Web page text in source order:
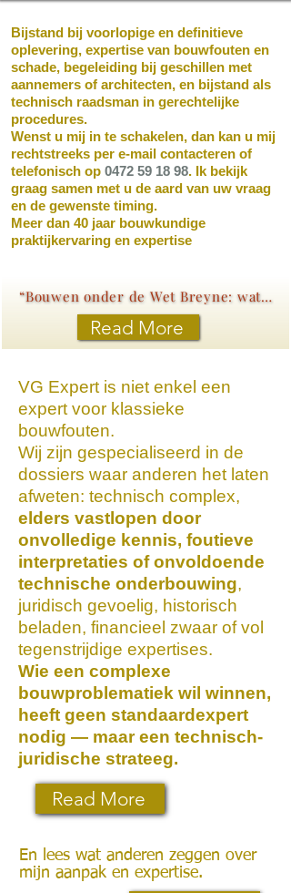
Bijstand bij voorlopige en definitieve
oplevering, expertise van bouwfouten en
schade, begeleiding bij geschillen met
aannemers of architecten, en bijstand als
technisch raadsman in gerechtelijke
procedures.
Wenst u mij in te schakelen, dan kan u mij
rechtstreeks per e-mail contacteren of
telefonisch op 0472 59 18 98. Ik bekijk
graag samen met u de aard van uw vraag
en de gewenste timing.
Meer dan 40 jaar bouwkundige
praktijkervaring en expertise
“Bouwen onder de Wet Breyne: wat elke koper moet weten”
Read More
VG Expert is niet enkel een
expert voor klassieke
bouwfouten.
Wij zijn gespecialiseerd in de
dossiers waar anderen het laten
afweten: technisch complex,
elders vastlopen door
onvolledige kennis, foutieve
interpretaties of onvoldoende
technische onderbouwing,
juridisch gevoelig, historisch
beladen, financieel zwaar of vol
tegenstrijdige expertises.
Wie een complexe
bouwproblematiek wil winnen,
heeft geen standaardexpert
nodig — maar een technisch-
juridische strateeg.
Read More
En lees wat anderen zeggen over
mijn aanpak en expertise.